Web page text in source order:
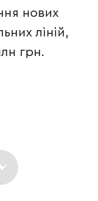
нових
ліній,
грн.